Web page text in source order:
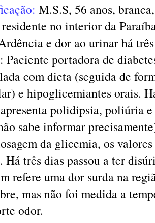
M.S.S, 56 anos,
no interior da
e dor ao urinar há
: Paciente portadora de
com dieta (seguida de
e hipoglicemiantes orais.
polidipsia, poliúria
sabe informar
da glicemia, os
Há três dias passou a ter
refere uma dor surda na
mas não foi medida a
odor.